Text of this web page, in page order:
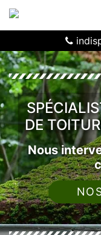
DE
Nous